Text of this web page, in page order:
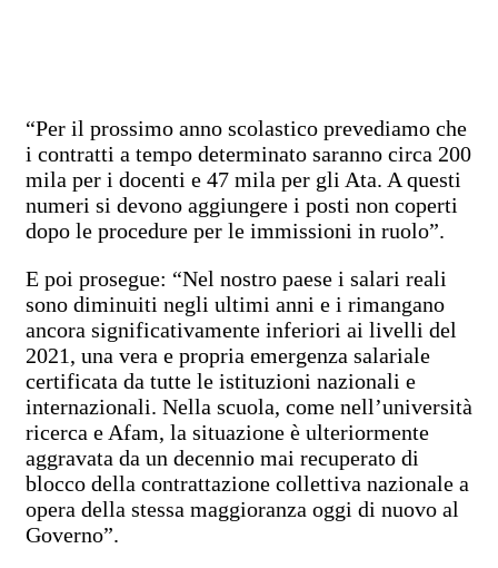
“Per il prossimo anno scolastico prevediamo che
i contratti a tempo determinato saranno circa 200
mila per i docenti e 47 mila per gli Ata. A questi
numeri si devono aggiungere i posti non coperti
dopo le procedure per le immissioni in ruolo”.
E poi prosegue: “Nel nostro paese i salari reali
sono diminuiti negli ultimi anni e i rimangano
ancora significativamente inferiori ai livelli del
2021, una vera e propria emergenza salariale
certificata da tutte le istituzioni nazionali e
internazionali. Nella scuola, come nell’università
ricerca e Afam, la situazione è ulteriormente
aggravata da un decennio mai recuperato di
blocco della contrattazione collettiva nazionale a
opera della stessa maggioranza oggi di nuovo al
Governo”.